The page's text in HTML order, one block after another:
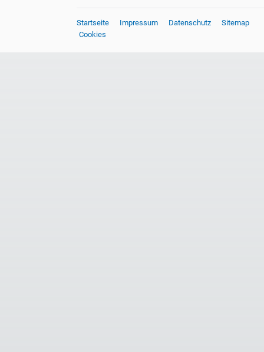
Startseite Impressum Datenschutz
Sitemap
Cookies